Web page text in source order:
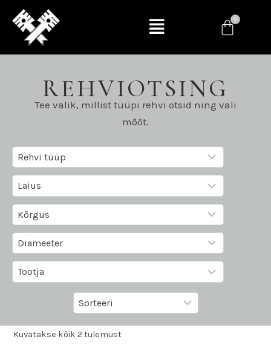
REHVIOTSING
Tee valik, millist tüüpi rehvi otsid ning vali
mõõt.
Kuvatakse kõik 2 tulemust